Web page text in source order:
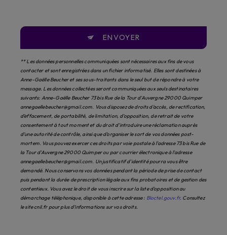
ENVOYER
** Les données personnelles communiquées sont nécessaires aux fins de vous
contacter et sont enregistrées dans un fichier informatisé. Elles sont destinées à
Anne-Gaëlle Beucher et ses sous-traitants dans le seul but de répondre à votre
message. Les données collectées seront communiquées aux seuls destinataires
suivants: Anne-Gaëlle Beucher 73 bis Rue de la Tour d'Auvergne 29000 Quimper
annegaellebeucher@gmail.com. Vous disposez de droits d’accès, de rectification,
d’effacement, de portabilité, de limitation, d’opposition, de retrait de votre
consentement à tout moment et du droit d’introduire une réclamation auprès
d’une autorité de contrôle, ainsi que d’organiser le sort de vos données post-
mortem. Vous pouvez exercer ces droits par voie postale à l'adresse 73 bis Rue de
la Tour d'Auvergne 29000 Quimper ou par courrier électronique à l'adresse
annegaellebeucher@gmail.com. Un justificatif d'identité pourra vous être
demandé. Nous conservons vos données pendant la période de prise de contact
puis pendant la durée de prescription légale aux fins probatoires et de gestion des
contentieux. Vous avez le droit de vous inscrire sur la liste d'opposition au
démarchage téléphonique, disponible à cette adresse : Bloctel.gouv.fr. Consultez
le site cnil.fr pour plus d’informations sur vos droits.